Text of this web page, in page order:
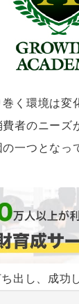
く環境は
者のニー
一つとな
出し、成功